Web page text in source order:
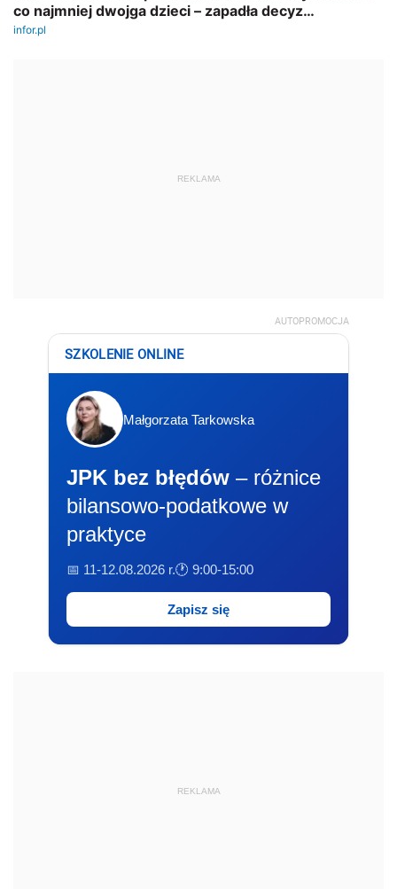
REKLAMA
AUTOPROMOCJA
SZKOLENIE ONLINE
Małgorzata Tarkowska
JPK bez błędów – różnice
bilansowo-podatkowe w
praktyce
📅 11-12.08.2026 r.🕐 9:00-15:00
Zapisz się
REKLAMA